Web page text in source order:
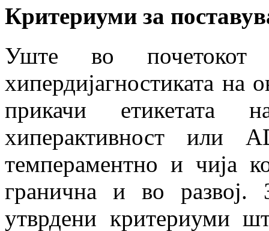
Критериуми за
Уште во почетокот
хипердијагностиката
прикачи
хиперактивност или
темпераментно и чија
гранична и во развој.
утврдени критериуми